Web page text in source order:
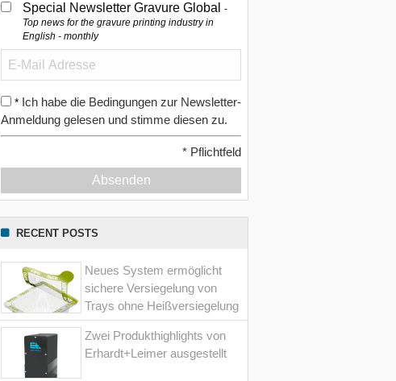
Special Newsletter Gravure Global
Top news for the gravure printing industry in
English - monthly
* Ich habe die Bedingungen zur Newsletter-
Anmeldung gelesen und stimme diesen zu.
* Pflichtfeld
Absenden
RECENT POSTS
Neues System ermöglicht
sichere Versiegelung von
Trays ohne Heißversiegelung
Zwei Produkthighlights von
Erhardt+Leimer ausgestellt